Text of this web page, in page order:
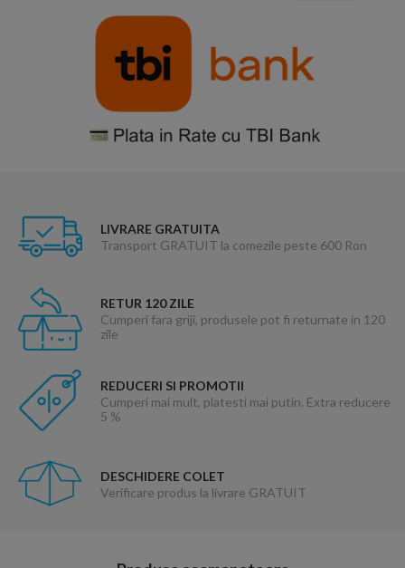
LIVRARE GRATUITA
Transport GRATUIT la comezile peste 600 Ron
RETUR 120 ZILE
Cumperi fara griji, produsele pot fi returnate in 120
zile
REDUCERI SI PROMOTII
Cumperi mai mult, platesti mai putin. Extra reducere
5 %
DESCHIDERE COLET
Verificare produs la livrare GRATUIT